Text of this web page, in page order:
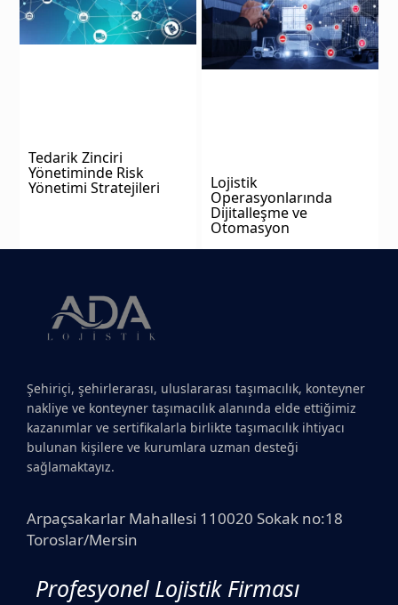
Tedarik Zinciri
Yönetiminde Risk
Yönetimi Stratejileri Lojistik
Operasyonlarında
Dijitalleşme ve
Otomasyon
Şehiriçi, şehirlerarası, uluslararası taşımacılık, konteyner
nakliye ve konteyner taşımacılık alanında elde ettiğimiz
kazanımlar ve sertifikalarla birlikte taşımacılık ihtiyacı
bulunan kişilere ve kurumlara uzman desteği
sağlamaktayız.
Arpaçsakarlar Mahallesi 110020 Sokak no:18
Toroslar/Mersin
Profesyonel Lojistik Firması